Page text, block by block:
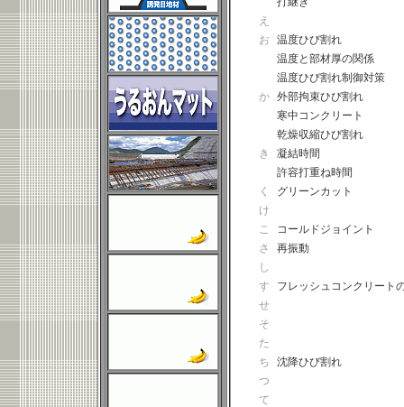
え
お
温度ひび割れ
温度と部材厚の関係
温度ひび割れ制御対策
か
外部拘束ひび割れ
寒中コンクリート
乾燥収縮ひび割れ
き
凝結時間
許容打重ね時間
く
グリーンカット
け
こ
コールドジョイント
さ
再振動
し
す
フレッシュコンクリート
せ
そ
た
ち
沈降ひび割れ
つ
て